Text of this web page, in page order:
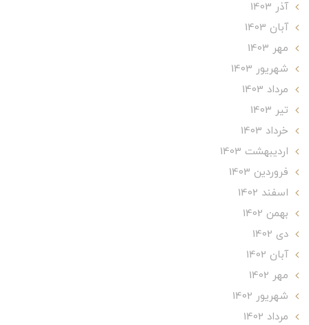
آذر 1403
آبان 1403
مهر 1403
شهریور 1403
مرداد 1403
تير 1403
خرداد 1403
ارديبهشت 1403
فروردین 1403
اسفند 1402
بهمن 1402
دی 1402
آبان 1402
مهر 1402
شهریور 1402
مرداد 1402